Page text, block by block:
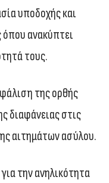
υποδοχής και
ανακύπτει
τους.
της ορθής
διαφάνειας στις
αιτημάτων ασύλου.
την ανηλικότητα